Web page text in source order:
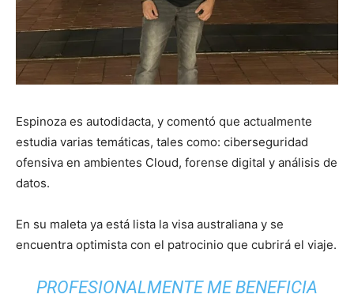
Espinoza es autodidacta, y comentó que actualmente
estudia varias temáticas, tales como: ciberseguridad
ofensiva en ambientes Cloud, forense digital y análisis de
datos.
En su maleta ya está lista la visa australiana y se
encuentra optimista con el patrocinio que cubrirá el viaje.
PROFESIONALMENTE ME BENEFICIA